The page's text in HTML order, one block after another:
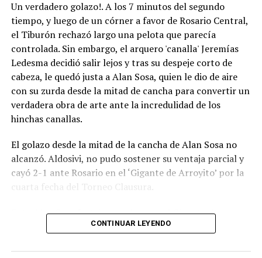
“Asimismo, las banderas de las instalaciones de la AFA
ondearan a media asta, en señal de duelo, hasta el
viernes 14 de agosto próximo”.
“En este momento de inmensa tristeza, el presidente
Claudio Tapia, los miembros del Comité Ejecutivo y toda
la familia del fútbol argentino acompañan a Lionel, a sus
hermanos, familiares y seres queridos, haciéndoles llegar
La noticia impactó en distintos ámbitos del fútbol
argentino: Newell’s, Rosario Central, River, Barracas
Central y Defensa y Justicia fueron algunas de las
por la muerte de Jorge, sino también para enviar su
apoyo a Lionel y a toda su familia en este momento de
profundo dolor.
Un verdadero golazo!. A los 7 minutos del segundo
tiempo, y luego de un córner a favor de Rosario Central,
el Tiburón rechazó largo una pelota que parecía
controlada. Sin embargo, el arquero 'canalla' Jeremías
Ledesma decidió salir lejos y tras su despeje corto de
cabeza, le quedó justa a Alan Sosa, quien le dio de aire
con su zurda desde la mitad de cancha para convertir un
verdadera obra de arte ante la incredulidad de los
hinchas canallas.
El golazo desde la mitad de la cancha de Alan Sosa no
alcanzó. Aldosivi, no pudo sostener su ventaja parcial y
cayó 2-1 ante Rosario en el ‘Gigante de Arroyito’ por la
cuarta fecha del Torneo Clausura.
Foto Alan Sosa festeja su golazo en el Gigante de
Arroyito. FotobairesCONTINUAR LEYENDO